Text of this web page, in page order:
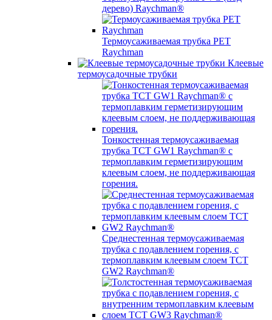
дерево) Raychman®
Термоусаживаемая трубка PET
Raychman
Клеевые
термоусадочные трубки
Тонкостенная термоусаживаемая
трубка TCT GW1 Raychman® с
термоплавким герметизирующим
клеевым слоем, не поддерживающая
горения.
Среднестенная термоусаживаемая
трубка c подавлением горения, с
термоплавким клеевым слоем TCT
GW2 Raychman®